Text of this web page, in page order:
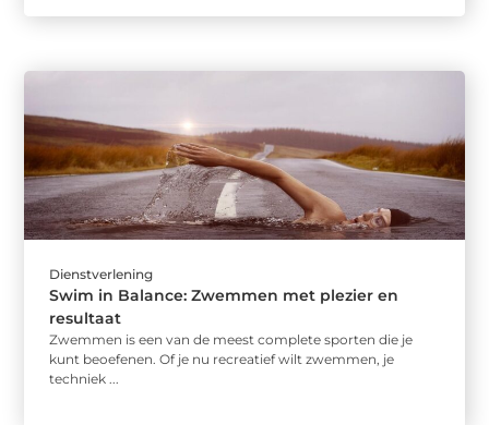
Dienstverlening
Swim in Balance: Zwemmen met plezier en
resultaat
Zwemmen is een van de meest complete sporten die je
kunt beoefenen. Of je nu recreatief wilt zwemmen, je
techniek ...